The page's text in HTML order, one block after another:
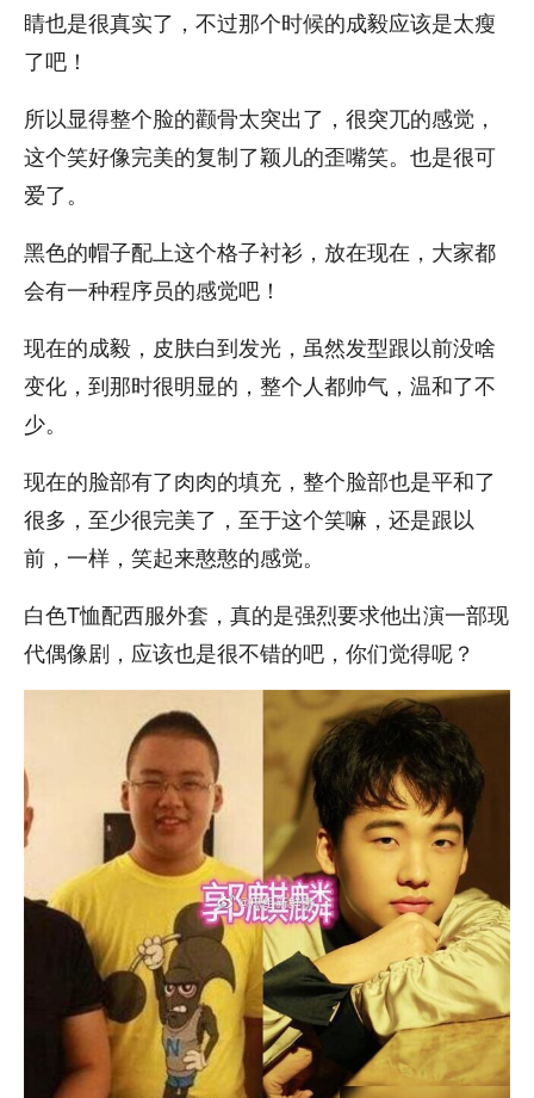
睛也是很真实了，不过那个时候的成毅应该是太瘦
了吧！
所以显得整个脸的颧骨太突出了，很突兀的感觉，
这个笑好像完美的复制了颖儿的歪嘴笑。也是很可
爱了。
黑色的帽子配上这个格子衬衫，放在现在，大家都
会有一种程序员的感觉吧！
现在的成毅，皮肤白到发光，虽然发型跟以前没啥
变化，到那时很明显的，整个人都帅气，温和了不
少。
现在的脸部有了肉肉的填充，整个脸部也是平和了
很多，至少很完美了，至于这个笑嘛，还是跟以
前，一样，笑起来憨憨的感觉。
白色T恤配西服外套，真的是强烈要求他出演一部现
代偶像剧，应该也是很不错的吧，你们觉得呢？